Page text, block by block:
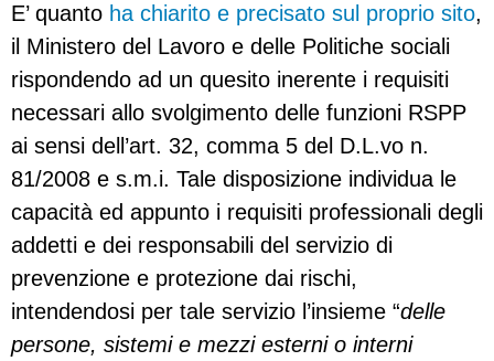
E’ quanto ha chiarito e precisato sul proprio sito,
il Ministero del Lavoro e delle Politiche sociali
rispondendo ad un quesito inerente i requisiti
necessari allo svolgimento delle funzioni RSPP
ai sensi dell’art. 32, comma 5 del D.L.vo n.
81/2008 e s.m.i. Tale disposizione individua le
capacità ed appunto i requisiti professionali degli
addetti e dei responsabili del servizio di
prevenzione e protezione dai rischi,
intendendosi per tale servizio l’insieme “delle
persone, sistemi e mezzi esterni o interni